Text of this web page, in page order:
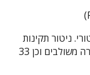
ניטור תקינות
המערכת נתמך על ידי חיישני מתח וטמפרטורה משולבים וכן 33